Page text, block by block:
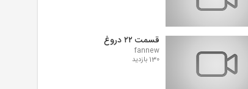
قسمت ۲۲ دروغ
fannew
130 بازدید